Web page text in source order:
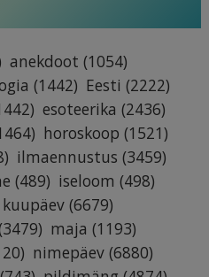
anekdoot (1054)
(1442) Eesti (2222)
esoteerika (2436)
horoskoop (1521)
ilmaennustus (3459)
(489) iseloom (498)
kuupäev (6679)
maja (1193)
nimepäev (6880)